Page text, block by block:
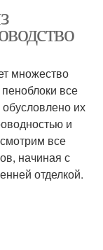
множество
все
их
и
все
начиная с
отделкой.